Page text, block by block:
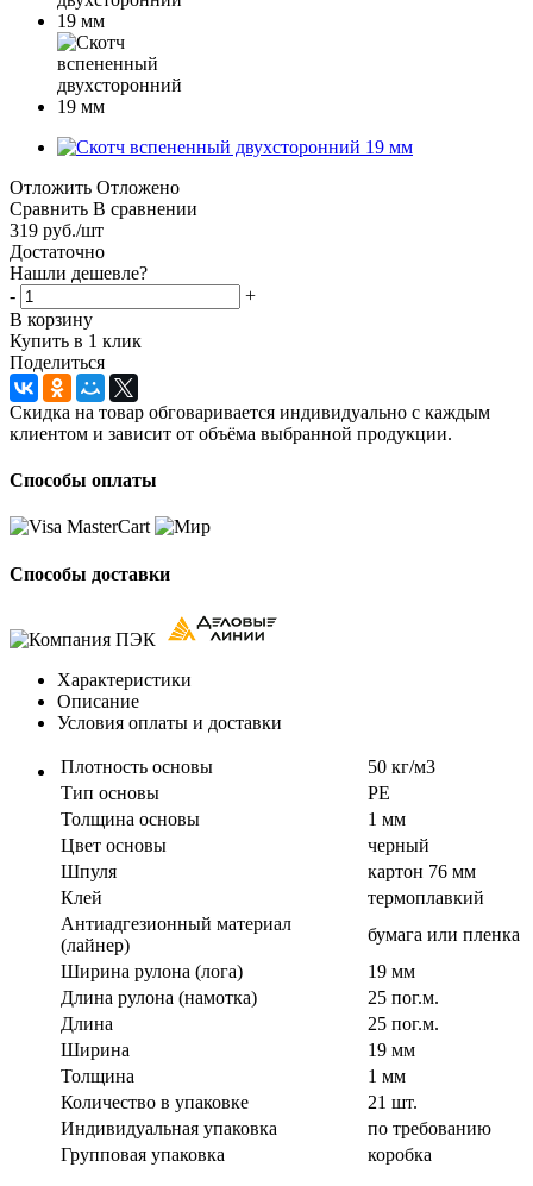
Отложить Отложено
Сравнить В сравнении
319 руб./шт
Достаточно
Нашли дешевле?
-
+
В корзину
Купить в 1 клик
Поделиться
Скидка на товар обговаривается индивидуально с каждым
клиентом и зависит от объёма выбранной продукции.
Способы оплаты
Способы доставки
Характеристики
Описание
Условия оплаты и доставки
Плотность основы
50 кг/м3
Тип основы
PE
Толщина основы
1 мм
Цвет основы
черный
Шпуля
картон 76 мм
Клей
термоплавкий
Антиадгезионный материал
(лайнер)
бумага или пленка
Ширина рулона (лога)
19 мм
Длина рулона (намотка)
25 пог.м.
Длина
25 пог.м.
Ширина
19 мм
Толщина
1 мм
Количество в упаковке
21 шт.
Индивидуальная упаковка
по требованию
Групповая упаковка
коробка